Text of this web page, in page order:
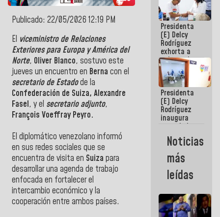
Publicado: 22/05/2026 12:19 PM
El viceministro de Relaciones
Exteriores para Europa y América del
Norte, Oliver Blanco, sostuvo este
jueves un encuentro en Berna con el
secretario de Estadode la
Confederación de Suiza, Alexandre
Fasel, y el secretario adjunto,
François Voeffray Peyro.
El diplomático venezolano informó
en sus redes sociales que se
encuentra de visita en Suiza para
desarrollar una agenda de trabajo
enfocada en fortalecer el
intercambio económico y la
cooperación entre ambos países.
Viceministerio
de Energía
Eléctrica y
CORPOELEC
Presidenta
(E) Delcy
Rodríguez
exhorta a
gobernadores
y alcaldes a
edificar
casas para
abuelos
Presidenta
(E) Delcy
Rodríguez
inaugura
casa de los
Abuelos
Primavera
en Caracas
Noticias
más
leídas